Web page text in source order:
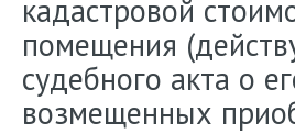
кадастровой
помещения
судебного акта о
возмещенных